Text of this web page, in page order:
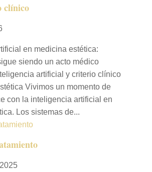
clínico
en medicina estética:
siendo un acto médico
artificial y criterio clínico
Vivimos un momento de
con la inteligencia artificial en
Los sistemas de...